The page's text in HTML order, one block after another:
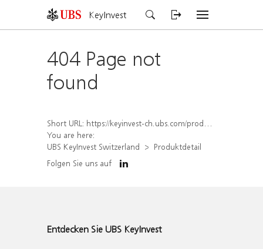
KeyInvest
404 Page not
found
Short URL: https://keyinvest-ch.ubs.com/produkt/detail/index/isin/CH1456558647
You are here:
UBS KeyInvest Switzerland
Produktdetail
Folgen Sie uns auf
Entdecken Sie UBS KeyInvest